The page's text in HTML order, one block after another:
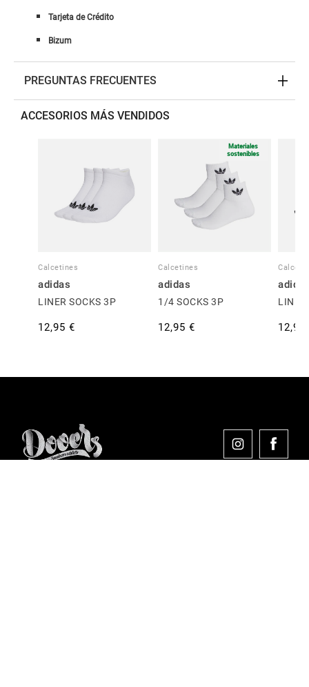
Tarjeta de Crédito
Bizum
PREGUNTAS FRECUENTES
ACCESORIOS MÁS VENDIDOS
Calcetines
adidas
LINER SOCKS 3P
12,95 €
Materiales
sostenibles
Calcetines
adidas
1/4 SOCKS 3P
12,95 €
LINER
12,95